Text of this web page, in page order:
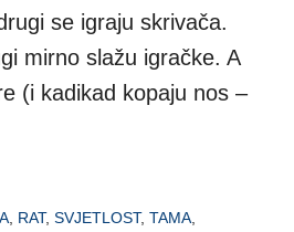
se igraju skrivača.
mirno slažu igračke. A
(i kadikad kopaju nos –
RAT, SVJETLOST, TAMA